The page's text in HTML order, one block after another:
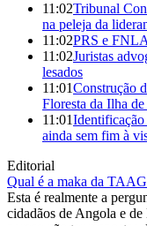
11:02Tribunal
na peleja da
11:02PRS e
11:02Juristas
lesados
11:01Construção
Floresta da Ilha
11:01
ainda sem fim à
Editorial
Qual é a maka da
Esta é realmente a
cidadãos de Angola e